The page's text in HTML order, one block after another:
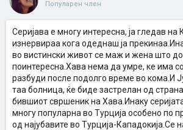
Популарен член
Серијава е многу интересна, ја гледав
изнервираа кога одеднаш ја
во вистински живот се маж и жена што
поинтересна.Хава нема да умре, ке има
разбуди после подолго време во кома.И
таа болница, ќе биде застрелан од страна
бившиот свршеник на Хава.Инаку
многу популарна во Турција особено по
од најубавите во Турција-Кападокија.Се